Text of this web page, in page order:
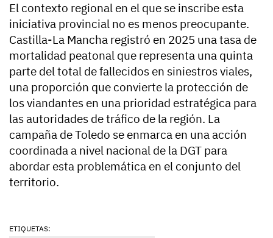
El contexto regional en el que se inscribe esta
iniciativa provincial no es menos preocupante.
Castilla-La Mancha registró en 2025 una tasa de
mortalidad peatonal que representa una quinta
parte del total de fallecidos en siniestros viales,
una proporción que convierte la protección de
los viandantes en una prioridad estratégica para
las autoridades de tráfico de la región. La
campaña de Toledo se enmarca en una acción
coordinada a nivel nacional de la DGT para
abordar esta problemática en el conjunto del
territorio.
ETIQUETAS: